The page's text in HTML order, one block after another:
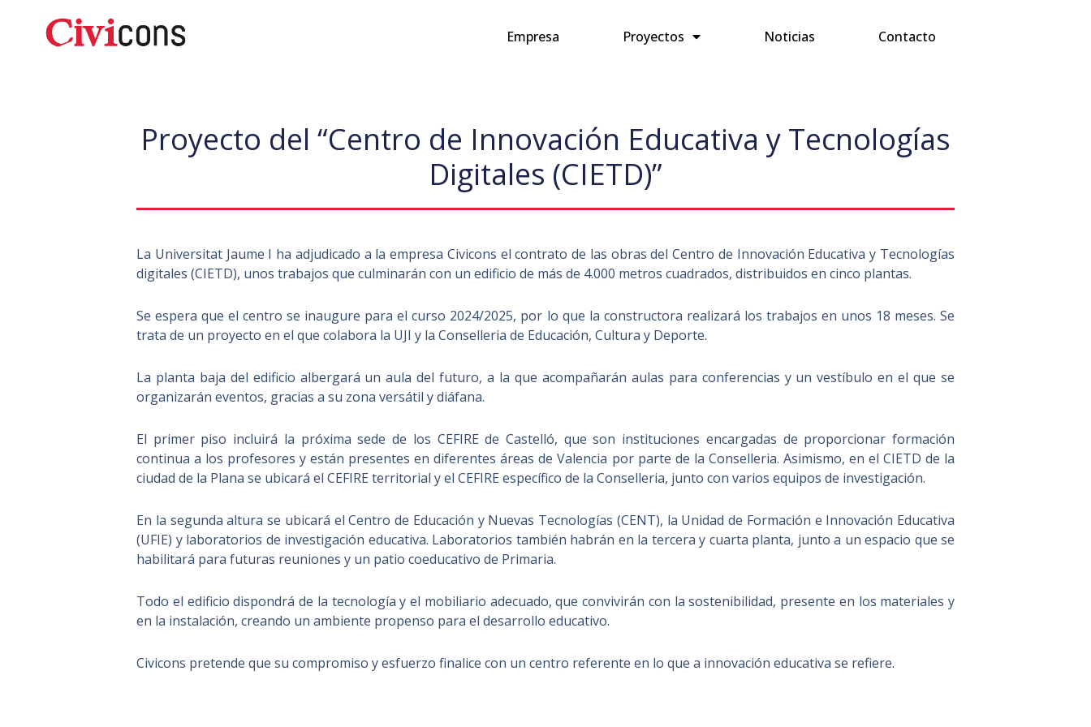
contenido
Empresa Proyectos Noticias Contacto
Proyecto del “Centro de Innovación Educativa y Tecnologías
Digitales (CIETD)”
La Universitat Jaume I ha adjudicado a la empresa Civicons el contrato de las obras del Centro de Innovación Educativa y Tecnologías
digitales (CIETD), unos trabajos que culminarán con un edificio de más de 4.000 metros cuadrados, distribuidos en cinco plantas.
Se espera que el centro se inaugure para el curso 2024/2025, por lo que la constructora realizará los trabajos en unos 18 meses. Se
trata de un proyecto en el que colabora la UJI y la Conselleria de Educación, Cultura y Deporte.
La planta baja del edificio albergará un aula del futuro, a la que acompañarán aulas para conferencias y un vestíbulo en el que se
organizarán eventos, gracias a su zona versátil y diáfana.
El primer piso incluirá la próxima sede de los CEFIRE de Castelló, que son instituciones encargadas de proporcionar formación
continua a los profesores y están presentes en diferentes áreas de Valencia por parte de la Conselleria. Asimismo, en el CIETD de la
ciudad de la Plana se ubicará el CEFIRE territorial y el CEFIRE específico de la Conselleria, junto con varios equipos de investigación.
En la segunda altura se ubicará el Centro de Educación y Nuevas Tecnologías (CENT), la Unidad de Formación e Innovación Educativa
(UFIE) y laboratorios de investigación educativa. Laboratorios también habrán en la tercera y cuarta planta, junto a un espacio que se
habilitará para futuras reuniones y un patio coeducativo de Primaria.
Todo el edificio dispondrá de la tecnología y el mobiliario adecuado, que convivirán con la sostenibilidad, presente en los materiales y
en la instalación, creando un ambiente propenso para el desarrollo educativo.
Civicons pretende que su compromiso y esfuerzo finalice con un centro referente en lo que a innovación educativa se refiere.